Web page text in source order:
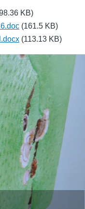
KB)
(161.5 KB)
(113.13 KB)